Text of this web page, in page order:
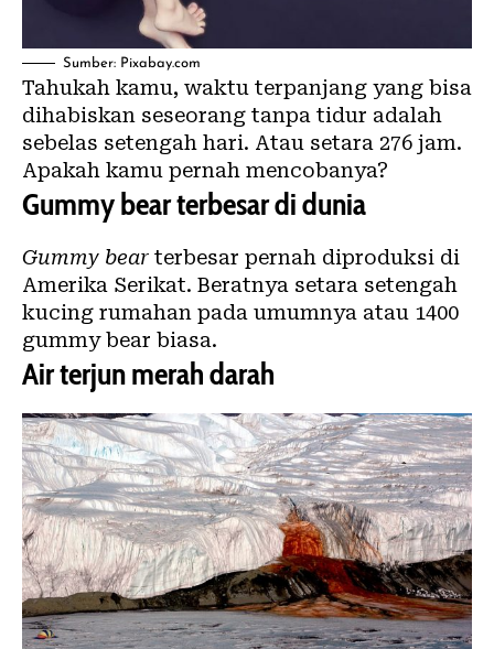
Sumber: Pixabay.com
Tahukah kamu, waktu terpanjang yang bisa
dihabiskan seseorang tanpa tidur adalah
sebelas setengah hari. Atau setara 276 jam.
Apakah kamu pernah mencobanya?
Gummy bear terbesar di dunia
Gummy bear terbesar pernah diproduksi di
Amerika Serikat. Beratnya setara setengah
kucing rumahan pada umumnya atau 1400
gummy bear biasa.
Air terjun merah darah